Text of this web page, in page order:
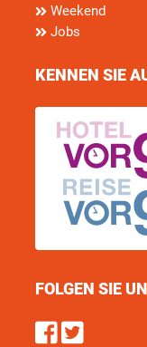
Weekend
Jobs
KENNEN SIE
FOLGEN SIE
Find us